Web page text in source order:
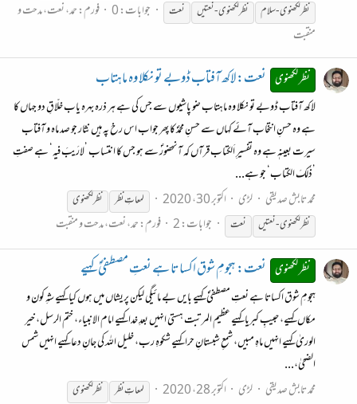
نظرلکھنوی- سلام نظرلکھنوی- نعتیں نعت جوابات: 0 فورم:حمد، نعت، مدحت و
منقبت
نظر لکھنوی نعت: لاکھ آفتاب ڈوبے تو نکلا وہ ماہتاب
لاکھ آفتاب ڈوبے تو نکلا وہ ماہتاب ضو پاشیوں سے جس کی ہے ہر ذرہ بہرہ یاب خلّاقِ دو جہاں کا
ہے وہ حسنِ انتخاب آئے کہاں سے حسنِ محمدؐ کا پھر جواب اس رخ پہ ہیں نثار جو صد ماہ و آفتاب
سیرت بعینہٖ ہے وہ تفسیرِ اَلکتاب قرآں کہ آنحضورؐ سے ہو جس کا انتساب ’لارَیبَ فیہ‘ ہے صفتِ
’ذٰلکَ الکتاب‘ جو ہے...
محمد تابش صدیقی
لڑی اکتوبر 30، 2020 لمعاتِنظر نظرلکھنوی
نظرلکھنوی- نعتیں نعت جوابات: 2 فورم:حمد، نعت، مدحت و منقبت
نظر لکھنوی نعت: ہجومِ شوق اکساتا ہے نعتِ مصطفیٰؐ کہیے
ہجومِ شوق اکساتا ہے نعتِ مصطفیٰؐ کہیے بایں بے مائیگی لیکن پریشاں میں ہوں کیا کہیے شہِ کون و
مکاں کہیے، حبیبِ کبریا کہیے عظیم المرتبت ہستی انہیں بعدِ خدا کہیے امام الانبیاء، ختم الرسل، خیر
الوریٰ کہیے انہیں ماہِ مبیں، شمعِ شبستانِ حرا کہیے شکوہِ رب، خلیل اللہ کی جانِ دعا کہیے انہیں شمس
الضحیٰ،...
محمد تابش صدیقی
لڑی اکتوبر 28، 2020 لمعاتِنظر نظرلکھنوی